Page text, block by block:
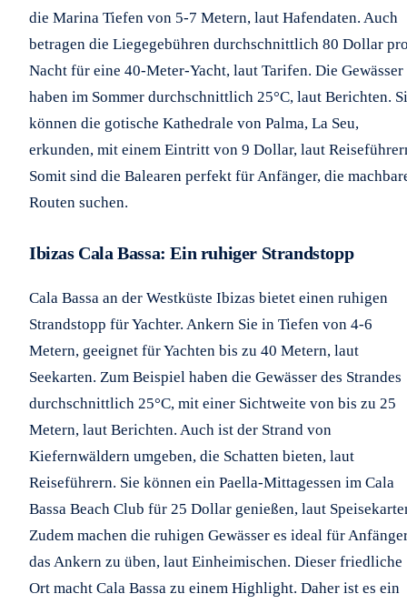
die Marina Tiefen von 5-7 Metern, laut Hafendaten. Auch
betragen die Liegegebühren durchschnittlich 80 Dollar
Nacht für eine 40-Meter-Yacht, laut Tarifen. Die Gewässer
haben im Sommer durchschnittlich 25°C, laut Berichten.
können die gotische Kathedrale von Palma, La Seu,
erkunden, mit einem Eintritt von 9 Dollar, laut
Somit sind die Balearen perfekt für Anfänger, die
Routen suchen.
Ibizas Cala Bassa: Ein ruhiger Strandstopp
Cala Bassa an der Westküste Ibizas bietet einen ruhigen
Strandstopp für Yachter. Ankern Sie in Tiefen von 4-6
Metern, geeignet für Yachten bis zu 40 Metern, laut
Seekarten. Zum Beispiel haben die Gewässer des Strandes
durchschnittlich 25°C, mit einer Sichtweite von bis zu 25
Metern, laut Berichten. Auch ist der Strand von
Kiefernwäldern umgeben, die Schatten bieten, laut
Reiseführern. Sie können ein Paella-Mittagessen im Cala
Bassa Beach Club für 25 Dollar genießen, laut
Zudem machen die ruhigen Gewässer es ideal für
das Ankern zu üben, laut Einheimischen. Dieser friedliche
Ort macht Cala Bassa zu einem Highlight. Daher ist es ein